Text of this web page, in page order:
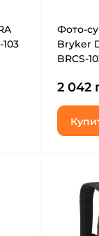
Фото-
Bryker
BRCS-
2 042